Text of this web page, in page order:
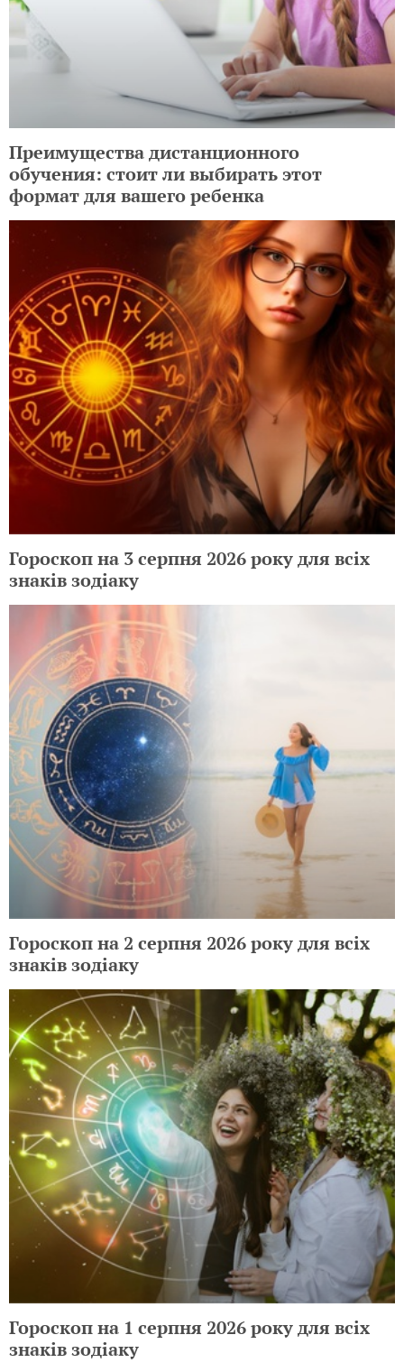
Преимущества дистанционного
обучения: стоит ли выбирать этот
формат для вашего ребенка
Гороскоп на 3 серпня 2026 року для всіх
знаків зодіаку
Гороскоп на 2 серпня 2026 року для всіх
знаків зодіаку
Гороскоп на 1 серпня 2026 року для всіх
знаків зодіаку